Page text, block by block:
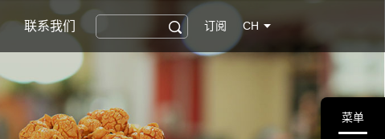
联系我们 订阅 CH
菜单